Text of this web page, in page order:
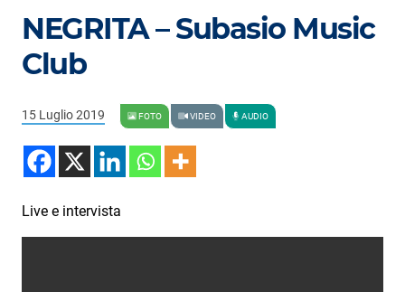
Conduttori
Repliche
3xTe
Interviste
Playlist
Novità
NEGRITA – Subasio Music
Club
15 Luglio 2019 FOTO VIDEO AUDIO
Live e intervista